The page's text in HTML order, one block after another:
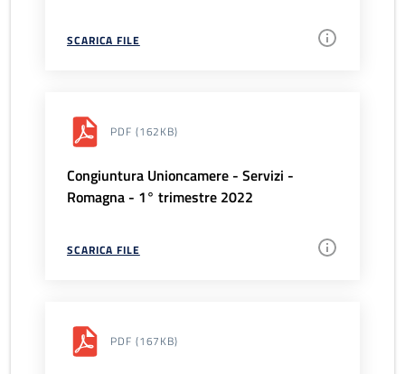
SCARICA FILE
PDF (162KB)
Congiuntura Unioncamere - Servizi -
Romagna - 1° trimestre 2022
SCARICA FILE
PDF (167KB)